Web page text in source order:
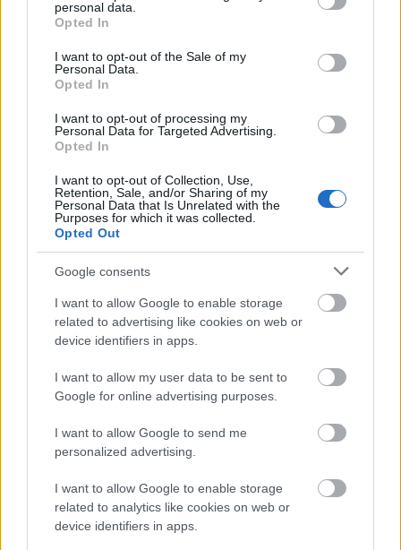
grant or deny consent to Google and its third-party tags to
use your data for below specified purposes in below Google
consent section.
personal data.
Opted In
I want to opt-out of the Sale of my
Personal Data.
Opted In
I want to opt-out of processing my
Personal Data for Targeted Advertising.
Opted In
I want to opt-out of Collection, Use,
Retention, Sale, and/or Sharing of my
Personal Data that Is Unrelated with the
Purposes for which it was collected.
Opted Out
Google consents
I want to allow Google to enable storage
related to advertising like cookies on web or
device identifiers in apps.
I want to allow my user data to be sent to
Google for online advertising purposes.
I want to allow Google to send me
personalized advertising.
I want to allow Google to enable storage
related to analytics like cookies on web or
device identifiers in apps.
Λεπτομέρειες
Ριπή Ανέμου 5 bf
Ορατότητα 0 km
41 %
0.0 mm/hr
Σημείο δρόσου 0 °C
1011 hPa
Ηλιακή ακτινοβολία
Καθαρός
Αίσθηση30°Άνεμος5 bf
Βόρειος-βορειοανατολικός
Ριπή Ανέμου 5 bf
Ορατότητα 0 km
Υγρασία 43 %
Είδος Υετού Δεν υπάρχει
0 °C
1011 hPa